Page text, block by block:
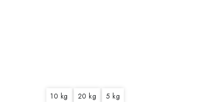
10 kg 20 kg 5 kg